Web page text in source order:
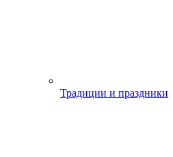
Традиции и праздники